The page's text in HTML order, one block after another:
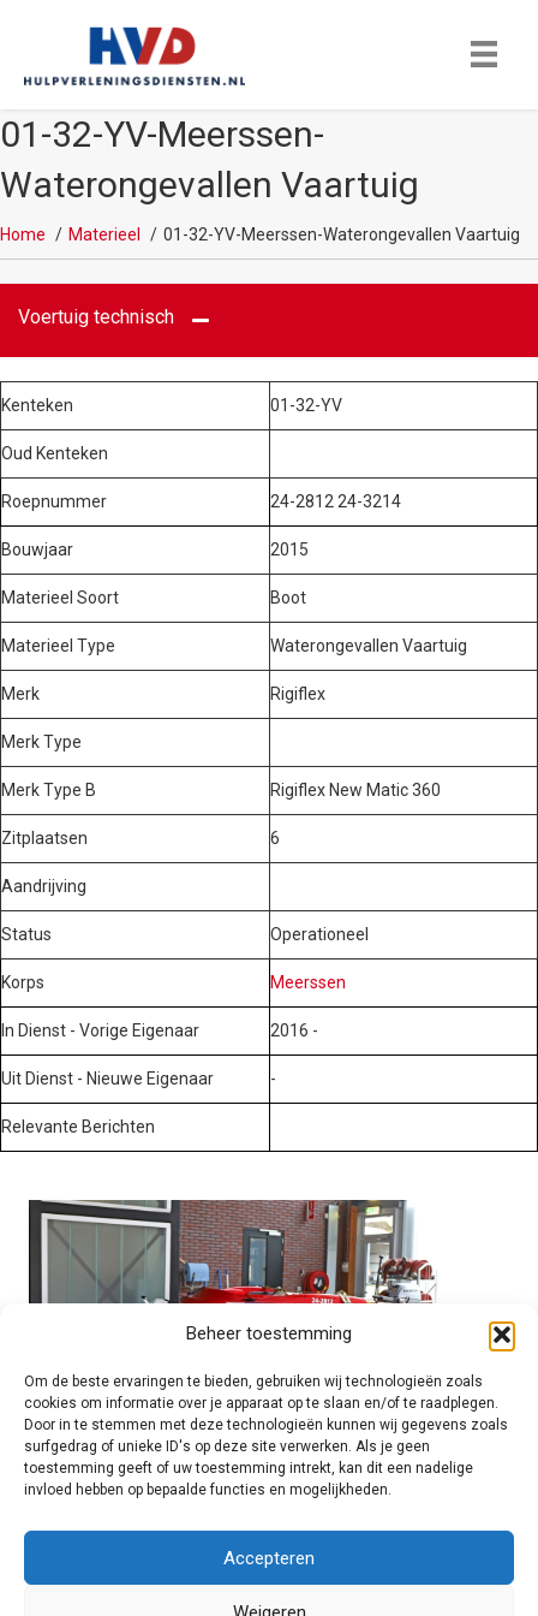
Beheer toestemming
Om de beste ervaringen te bieden, gebruiken wij technologieën zoals
cookies om informatie over je apparaat op te slaan en/of te raadplegen.
Door in te stemmen met deze technologieën kunnen wij gegevens zoals
surfgedrag of unieke ID's op deze site verwerken. Als je geen
toestemming geeft of uw toestemming intrekt, kan dit een nadelige
invloed hebben op bepaalde functies en mogelijkheden.
Accepteren
01-32-YV-Meerssen-
Waterongevallen Vaartuig
Home Materieel 01-32-YV-Meerssen-Waterongevallen Vaartuig
Voertuig technisch
Kenteken 01-32-YV
Oud Kenteken
Roepnummer 24-2812 24-3214
Bouwjaar 2015
Materieel Soort Boot
Materieel Type Waterongevallen Vaartuig
Merk Rigiflex
Merk Type
Merk Type B Rigiflex New Matic 360
Zitplaatsen 6
Aandrijving
Status Operationeel
Korps Meerssen
In Dienst - Vorige Eigenaar 2016 -
Uit Dienst - Nieuwe Eigenaar -
Relevante Berichten